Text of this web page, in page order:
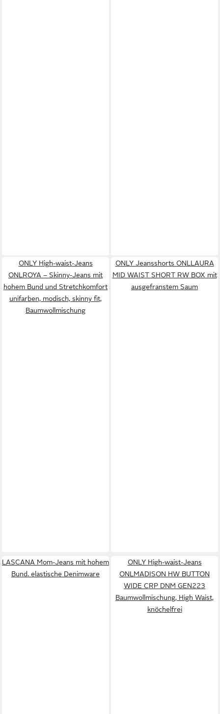
ONLY High-waist-Jeans
ONLROYA – Skinny-Jeans mit
hohem Bund und Stretchkomfort
unifarben, modisch, skinny fit,
Baumwollmischung
ONLY Jeansshorts ONLLAURA
MID WAIST SHORT RW BOX mit
ausgefranstem Saum
LASCANA Mom-Jeans mit hohem
Bund. elastische Denimware
ONLY High-waist-Jeans
ONLMADISON HW BUTTON
WIDE CRP DNM GEN223
Baumwollmischung, High Waist,
knöchelfrei